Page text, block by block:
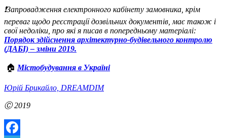
❗️Запровадження електронного кабінету замовника, крім
переваг щодо реєстрації дозвільних документів, має також і
свої недоліки, про які я писав в попередньому матеріалі:
Порядок здійснення архітектурно-будівельного контролю
(ДАБІ) – зміни 2019.
🏠 Містобудування в Україні
Юрій Брикайло, DREAMDIM
Ⓒ 2019